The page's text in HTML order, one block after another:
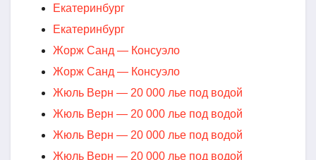
Екатеринбург
Екатеринбург
Жорж Санд — Консуэло
Жорж Санд — Консуэло
Жюль Верн — 20 000 лье под водой
Жюль Верн — 20 000 лье под водой
Жюль Верн — 20 000 лье под водой
Жюль Верн — 20 000 лье под водой